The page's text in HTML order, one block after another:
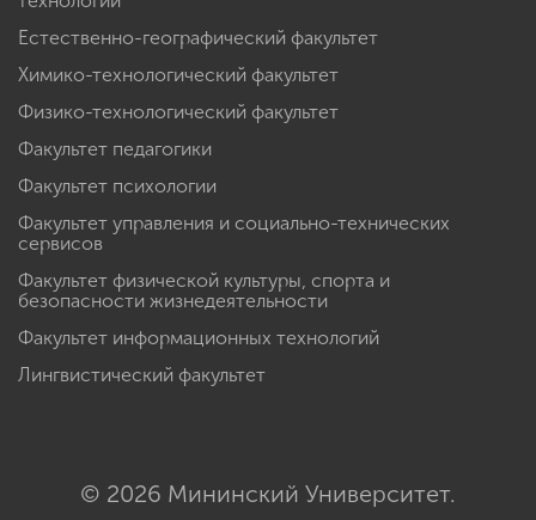
Естественно-географический факультет
Химико-технологический факультет
Физико-технологический факультет
Факультет педагогики
Факультет психологии
Факультет управления и социально-технических
сервисов
Факультет физической культуры, спорта и
безопасности жизнедеятельности
Факультет информационных технологий
Лингвистический факультет
© 2026 Мининский Университет.